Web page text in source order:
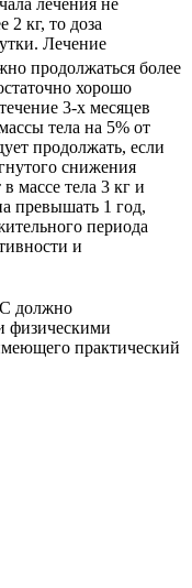
2 кг, то доза
Лечение
продолжаться более
хорошо
3‑х месяцев
тела на 5% от
продолжать, если
снижения
массе тела 3 кг и
превышать 1 год,
периода
и
должно
физическими
практический